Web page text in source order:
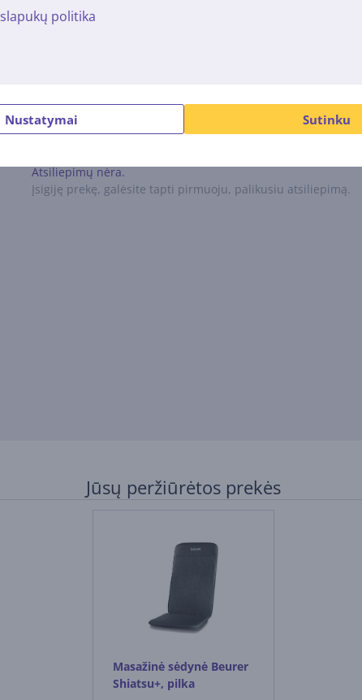
politika
Nustatymai Sutinku
Atsiliepimų nėra.
Įsigiję prekę, galėsite tapti pirmuoju, palikusiu atsiliepimą.
Jūsų peržiūrėtos prekės
Masažinė sėdynė Beurer
Shiatsu+, pilka